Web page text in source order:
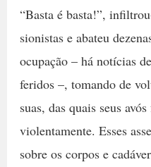
“Basta é basta!”,
sionistas e abateu
ocupação – há notícias
feridos –, tomando de
suas, das quais seus
violentamente. Esses
sobre os corpos e